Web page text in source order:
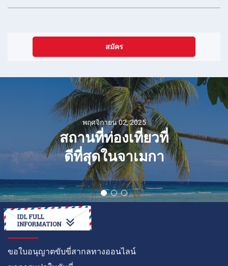
สมัคร
พฤศจิกายน 19, 2025
Suzuki Vision e-
Sky: อนาคตของ
รถยนต์ไฟฟ้า Kei
Car เปิดตัวที่งาน
Japan Mobility
Show 2024
วิธีการ
ขอใบอนุญาตขับขี่สากลทางออนไลน์